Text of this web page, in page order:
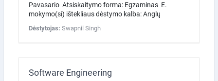
Pavasario Atsiskaitymo forma: Egzaminas E.
mokymo(si) ištekliaus dėstymo kalba: Anglų
Dėstytojas: Swapnil Singh
Software Engineering